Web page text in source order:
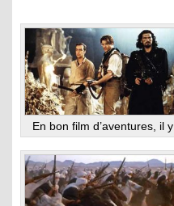
En bon film d’aventures, il y